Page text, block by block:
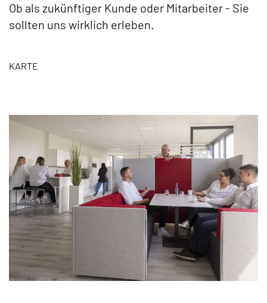
Ob als zukünftiger Kunde oder Mitarbeiter - Sie
sollten uns wirklich erleben.
KARTE